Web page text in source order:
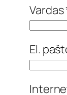
Vardas
El.